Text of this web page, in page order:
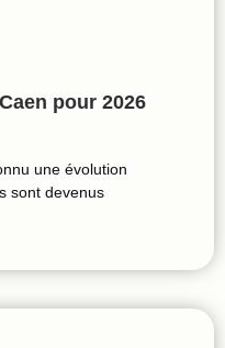
pour 2026
une évolution
sont devenus